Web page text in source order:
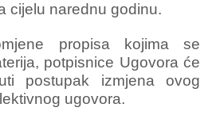
cijelu narednu godinu.
propisa kojima se
potpisnice Ugovora će
postupak izmjena ovog
ugovora.